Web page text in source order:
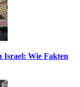
Israel: Wie Fakten